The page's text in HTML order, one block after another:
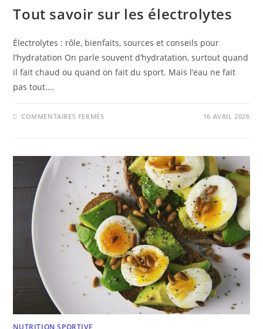
Tout savoir sur les électrolytes
Électrolytes : rôle, bienfaits, sources et conseils pour
l’hydratation On parle souvent d’hydratation, surtout quand
il fait chaud ou quand on fait du sport. Mais l’eau ne fait
pas tout.…
COMMENTAIRES FERMÉS 16 AVRIL 2026